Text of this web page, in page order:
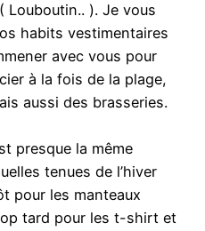
Louboutin.. ). Je vous
habits vestimentaires
avec vous pour
à la fois de la plage,
aussi des brasseries.
presque la même
tenues de l’hiver
pour les manteaux
tard pour les t-shirt et